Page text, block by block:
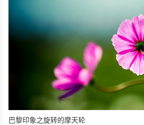
巴黎印象之旋转的摩天轮